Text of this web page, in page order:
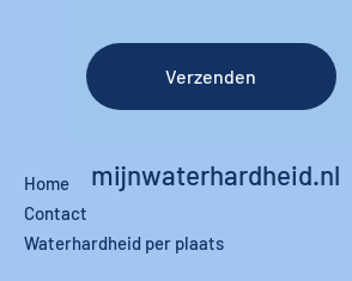
Verzenden
mijnwaterhardheid.nl
Home
Contact
Waterhardheid per plaats